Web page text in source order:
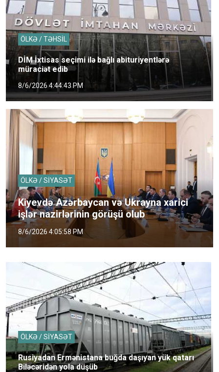
ÖLKƏ / TƏHSİL
DİM İxtisas seçimi ilə bağlı abituriyentlərə
müraciət edib
8/6/2026 4:44:43 PM
ÖLKƏ / SİYASƏT
Kiyevdə Azərbaycan və Ukrayna xarici
işlər nazirlərinin görüşü olub
8/6/2026 4:05:58 PM
ÖLKƏ / SİYASƏT
Rusiyadan Ermənistana buğda daşıyan yük qatarı
Biləcəridən yola düşüb